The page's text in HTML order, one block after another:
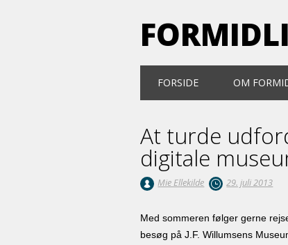
Main menu
FORSIDE OM
At turde
digitale
Mie Ellekilde 29. juli 2013
Med sommeren følger gerne
besøg på J.F. Willumsens